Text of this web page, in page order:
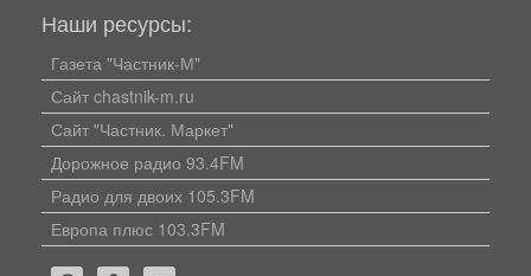
Наши ресурсы:
Газета "Частник-М"
Сайт chastnik-m.ru
Сайт "Частник. Маркет"
Дорожное радио 93.4FM
Радио для двоих 105.3FM
Европа плюс 103.3FM